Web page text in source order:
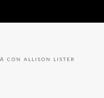
CON ALLISON LISTER